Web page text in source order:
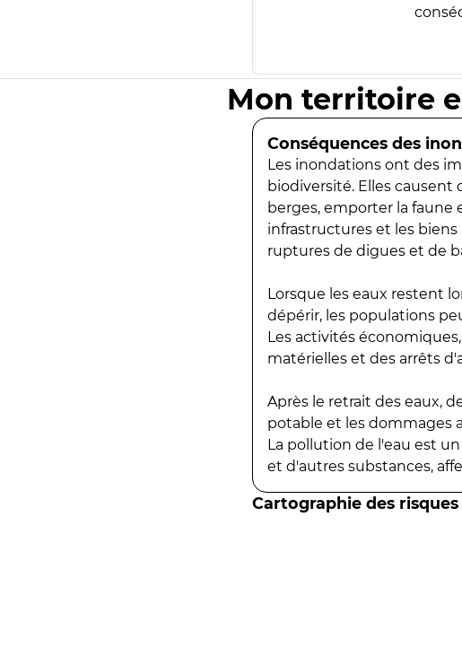
Mon territoire
Conséquences des
Les inondations ont des
biodiversité. Elles
berges, emporter la faune
infrastructures et les
ruptures de digues et de
Lorsque les eaux restent
dépérir, les populations
Les activités
matérielles et des arrêts
Après le retrait des eaux,
potable et les dommages
La pollution de l'eau est
et d'autres substances,
Cartographie des